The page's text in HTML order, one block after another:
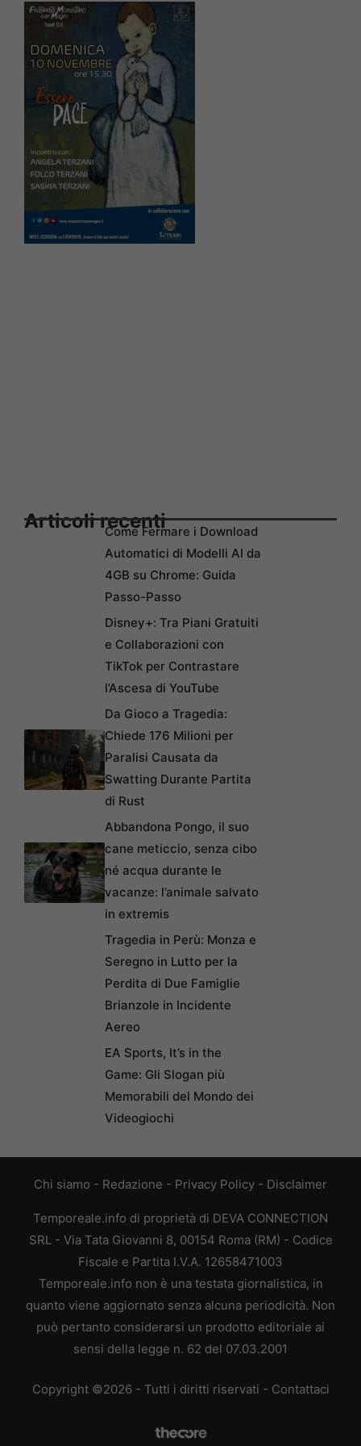
Articoli recentiCome Fermare i Download
Automatici di Modelli AI da
4GB su Chrome: Guida
Passo-Passo
Disney+: Tra Piani Gratuiti
e Collaborazioni con
TikTok per Contrastare
l’Ascesa di YouTube
Da Gioco a Tragedia:
Chiede 176 Milioni per
Paralisi Causata da
Swatting Durante Partita
di Rust
Abbandona Pongo, il suo
cane meticcio, senza cibo
né acqua durante le
vacanze: l’animale salvato
in extremis
Tragedia in Perù: Monza e
Seregno in Lutto per la
Perdita di Due Famiglie
Brianzole in Incidente
Aereo
EA Sports, It’s in the
Game: Gli Slogan più
Memorabili del Mondo dei
Videogiochi
Chi siamo - Redazione - Privacy Policy - Disclaimer
Temporeale.info di proprietà di DEVA CONNECTION
SRL - Via Tata Giovanni 8, 00154 Roma (RM) - Codice
Fiscale e Partita I.V.A. 12658471003
Temporeale.info non è una testata giornalistica, in
quanto viene aggiornato senza alcuna periodicità. Non
può pertanto considerarsi un prodotto editoriale ai
sensi della legge n. 62 del 07.03.2001
Copyright ©2026 - Tutti i diritti riservati - Contattaci